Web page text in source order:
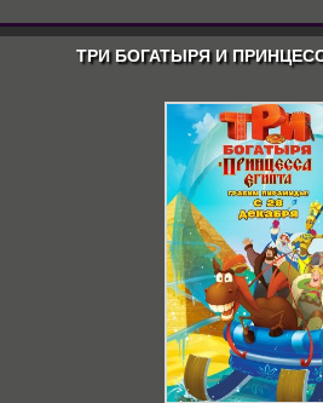
ТРИ БОГАТЫРЯ И